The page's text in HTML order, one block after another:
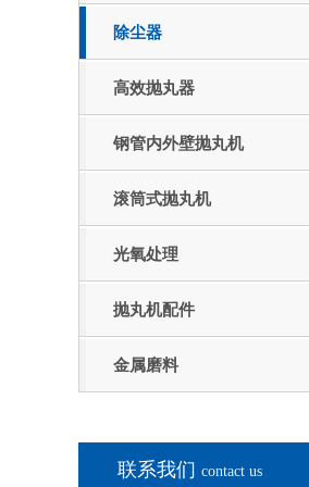
除尘器
高效抛丸器
钢管内外壁抛丸机
滚筒式抛丸机
光氧处理
抛丸机配件
金属磨料
联系我们 contact us